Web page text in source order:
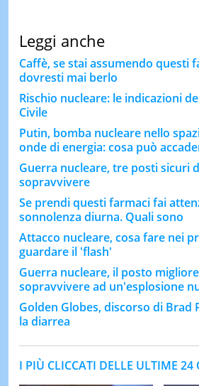
Leggi anche
Caffè, se stai assumendo questi
dovresti mai berlo
Rischio nucleare: le indicazioni
Civile
Putin, bomba nucleare nello
onde di energia: cosa può
Guerra nucleare, tre posti sicuri
sopravvivere
Se prendi questi farmaci fai
sonnolenza diurna. Quali sono
Attacco nucleare, cosa fare nei
guardare il 'flash'
Guerra nucleare, il posto
sopravvivere ad un'esplosione
Golden Globes, discorso di Brad
la diarrea
I PIÙ CLICCATI DELLE ULTIME 24